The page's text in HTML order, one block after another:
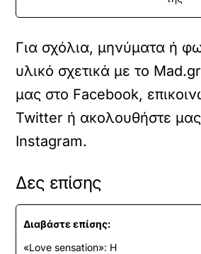
Για σχόλια, μηνύματα ή
υλικό σχετικά με το
μας στο Facebook,
Twitter ή ακολουθήστε
Instagram.
Δες επίσης
Διαβάστε επίσης:
«Love sensation»: Η